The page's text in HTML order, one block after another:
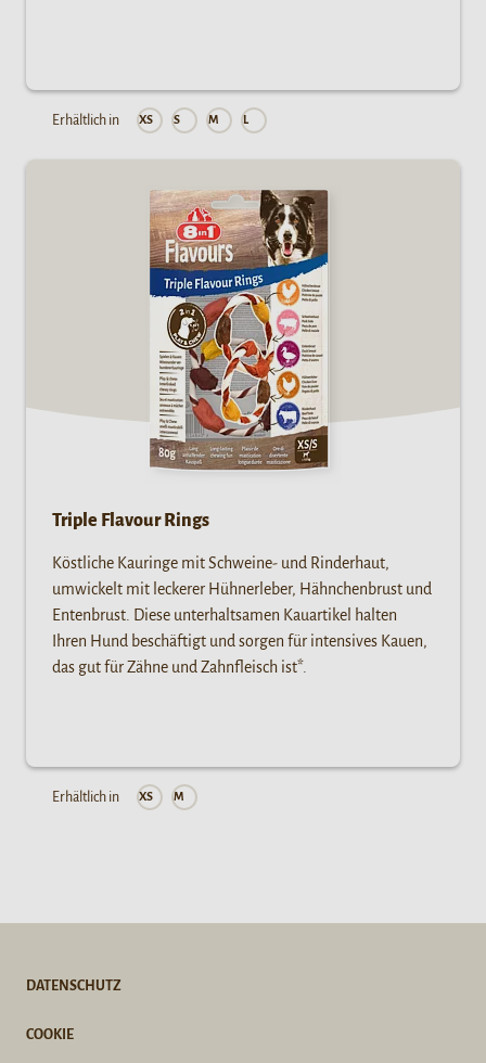
Erhältlich in XS S M L
Triple Flavour Rings
Köstliche Kauringe mit Schweine- und Rinderhaut,
umwickelt mit leckerer Hühnerleber, Hähnchenbrust und
Entenbrust. Diese unterhaltsamen Kauartikel halten
Ihren Hund beschäftigt und sorgen für intensives Kauen,
das gut für Zähne und Zahnfleisch ist*.
Erhältlich in XS M
DATENSCHUTZ
COOKIE